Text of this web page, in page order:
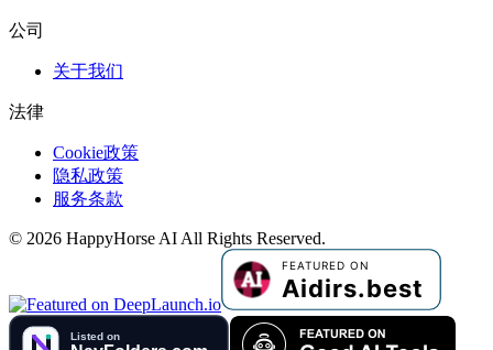
公司
关于我们
法律
Cookie政策
隐私政策
服务条款
© 2026 HappyHorse AI All Rights Reserved.